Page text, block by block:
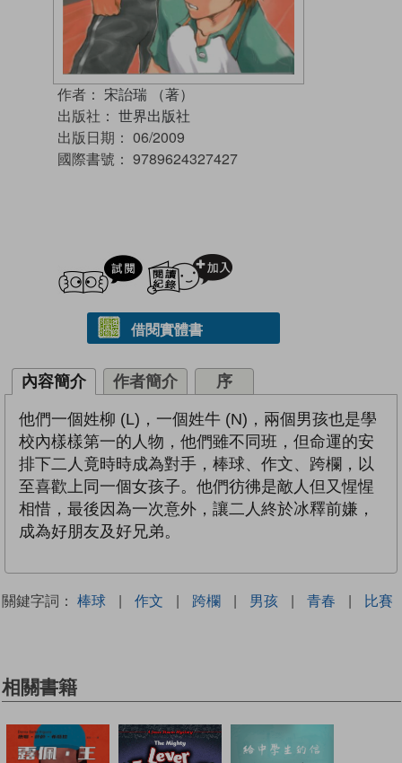
作者： 宋詒瑞 （著）
出版社： 世界出版社
出版日期： 06/2009
國際書號： 9789624327427
試閲
借閱實體書
內容簡介 作者簡介 序
他們一個姓柳 (L)，一個姓牛 (N)，兩個男孩也是學
校內樣樣第一的人物，他們雖不同班，但命運的安
排下二人竟時時成為對手，棒球、作文、跨欄，以
至喜歡上同一個女孩子。他們彷彿是敵人但又惺惺
相惜，最後因為一次意外，讓二人終於冰釋前嫌，
成為好朋友及好兄弟。
關鍵字詞： 棒球 | 作文 | 跨欄 | 男孩 | 青春 | 比賽
相關書籍